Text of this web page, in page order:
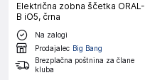
Električna zobna ščetka ORAL-
B iO5, črna
Na zalogi
Prodajalec Big Bang
Brezplačna poštnina za člane
kluba